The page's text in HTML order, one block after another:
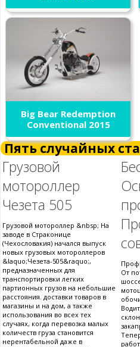
Big Bear Redemption
Conventional 2015
Пять случайных
Грузовой
мотороллер
Чезета 505
Грузовой мотороллер &nbsp; На
заводе в Страконице
(Чехословакия) начался выпуск
новых грузовых мотороллеров
&laquo;Чезета-505&raquo;,
предназначенных для
транспортировки легких
партионных грузов на небольшие
расстояния. доставки товаров в
магазины и на дом, а также
использования во всех тех
случаях, когда перевозка малых
количеств груза становится
нерентабельной даже в
От